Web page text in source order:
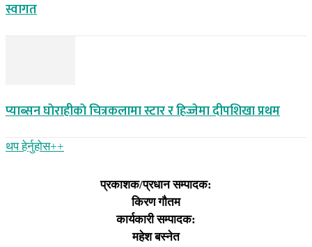
स्वागत
प्याब्सन घाेराहीकाे चित्रकलामा स्टार र हिज्जेमा दीपशिखा प्रथम
थप हेर्नुहोस‌++
प्रकाशक/प्रधान सम्पादक:
किरण गौतम
कार्यकारी सम्पादक:
महेश बस्नेत